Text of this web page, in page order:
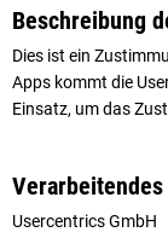
Beschreibung
Dies ist ein
Apps kommt die
Einsatz, um das
Usercentrics GmbH